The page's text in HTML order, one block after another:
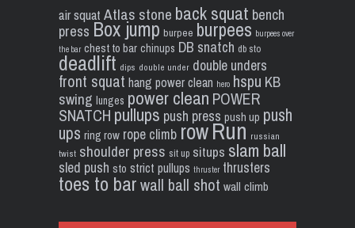
air squat Atlas stone back squat bench
press Box jump burpee burpees burpees over
the bar chest to bar chinups DB snatch db sto
deadlift dips double under double unders
front squat hang power clean hero hspu KB
swing lunges power clean POWER
SNATCH pullups push press push up push
ups ring row rope climb rowRun russian
twist shoulder press sit up situps slam ball
sled push sto strict pullups thruster thrusters
toes to barwall ball shot wall climb